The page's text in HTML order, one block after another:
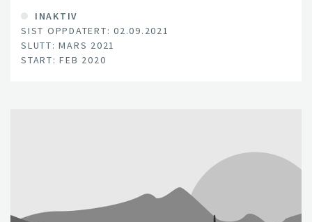
WISPE ble utviklet i 2013 for å dekke norske forhold,
men den er ikke vedlikeholdt.
INAKTIV
SIST OPPDATERT: 02.09.2021
SLUTT: MARS 2021
START: FEB 2020